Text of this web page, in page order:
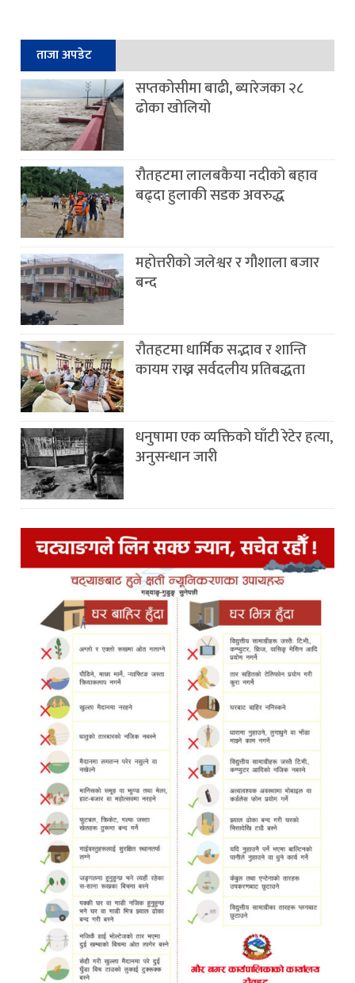
ताजा अपडेट
सप्तकोसीमा बाढी, ब्यारेजका २८
ढोका खोलियो
रौतहटमा लालबकैया नदीको बहाव
बढ्दा हुलाकी सडक अवरुद्ध
महोत्तरीको जलेश्वर र गौशाला बजार
बन्द
रौतहटमा धार्मिक सद्भाव र शान्ति
कायम राख्न सर्वदलीय प्रतिबद्धता
धनुषामा एक व्यक्तिको घाँटी रेटेर हत्या,
अनुसन्धान जारी